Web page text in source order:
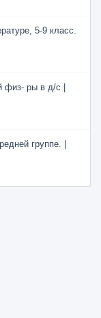
5-9 класс.
физ- ры в д/с |
группе. |